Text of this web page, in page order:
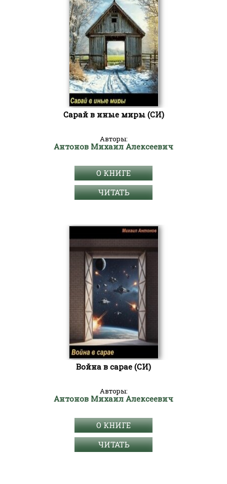
Сарай в иные миры (СИ)
Авторы:
Антонов Михаил Алексеевич
О КНИГЕ
ЧИТАТЬ
Война в сарае (СИ)
Авторы:
Антонов Михаил Алексеевич
О КНИГЕ
ЧИТАТЬ